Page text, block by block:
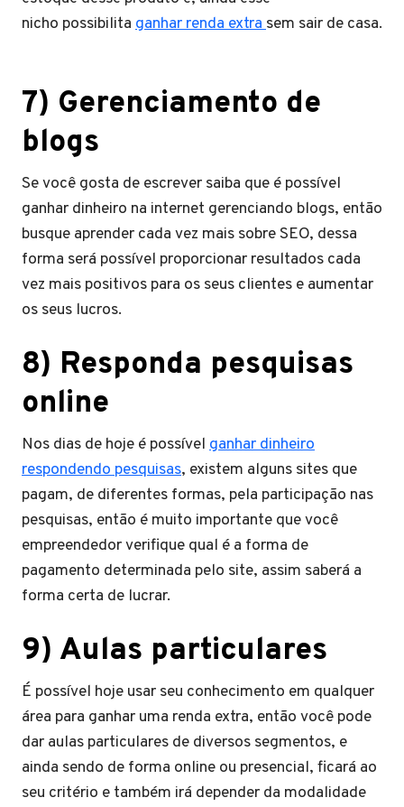
nicho possibilita ganhar renda extrasem sair de casa.
7) Gerenciamento de
blogs
Se você gosta de escrever saiba que é possível
ganhar dinheiro na internet gerenciando blogs, então
busque aprender cada vez mais sobre SEO, dessa
forma será possível proporcionar resultados cada
vez mais positivos para os seus clientes e aumentar
os seus lucros.
8) Responda pesquisas
online
Nos dias de hoje é possível ganhar dinheiro
respondendo pesquisas, existem alguns sites que
pagam, de diferentes formas, pela participação nas
pesquisas, então é muito importante que você
empreendedor verifique qual é a forma de
pagamento determinada pelo site, assim saberá a
forma certa de lucrar.
9) Aulas particulares
É possível hoje usar seu conhecimento em qualquer
área para ganhar uma renda extra, então você pode
dar aulas particulares de diversos segmentos, e
ainda sendo de forma online ou presencial, ficará ao
seu critério e também irá depender da modalidade